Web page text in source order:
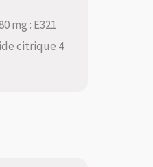
mg : E321
citrique 4